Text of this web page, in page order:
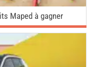
Maped à gagner